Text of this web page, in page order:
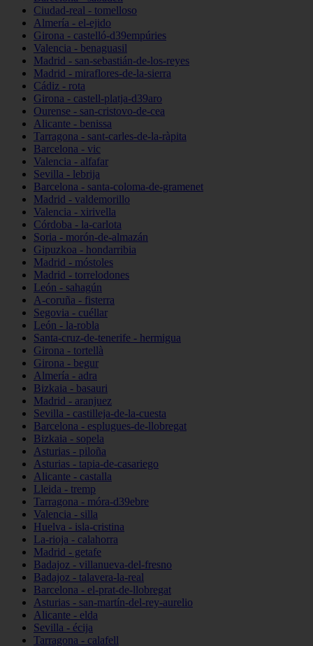
Ciudad-real - tomelloso
Almería - el-ejido
Girona - castelló-d39empúries
Valencia - benaguasil
Madrid - san-sebastián-de-los-reyes
Madrid - miraflores-de-la-sierra
Cádiz - rota
Girona - castell-platja-d39aro
Ourense - san-cristovo-de-cea
Alicante - benissa
Tarragona - sant-carles-de-la-ràpita
Barcelona - vic
Valencia - alfafar
Sevilla - lebrija
Barcelona - santa-coloma-de-gramenet
Madrid - valdemorillo
Valencia - xirivella
Córdoba - la-carlota
Soria - morón-de-almazán
Gipuzkoa - hondarribia
Madrid - móstoles
Madrid - torrelodones
León - sahagún
A-coruña - fisterra
Segovia - cuéllar
León - la-robla
Santa-cruz-de-tenerife - hermigua
Girona - tortellà
Girona - begur
Almería - adra
Bizkaia - basauri
Madrid - aranjuez
Sevilla - castilleja-de-la-cuesta
Barcelona - esplugues-de-llobregat
Bizkaia - sopela
Asturias - piloña
Asturias - tapia-de-casariego
Alicante - castalla
Lleida - tremp
Tarragona - móra-d39ebre
Valencia - silla
Huelva - isla-cristina
La-rioja - calahorra
Madrid - getafe
Badajoz - villanueva-del-fresno
Badajoz - talavera-la-real
Barcelona - el-prat-de-llobregat
Asturias - san-martín-del-rey-aurelio
Alicante - elda
Sevilla - écija
Tarragona - calafell